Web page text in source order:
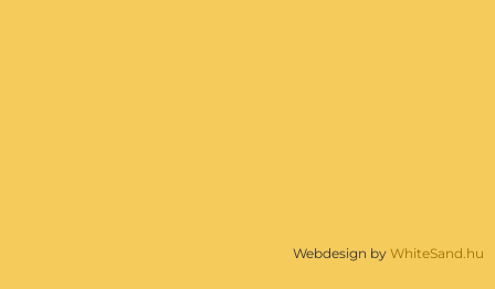
Webdesign by WhiteSand.hu